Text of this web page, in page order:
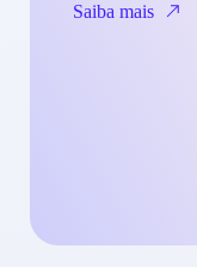
Saiba mais